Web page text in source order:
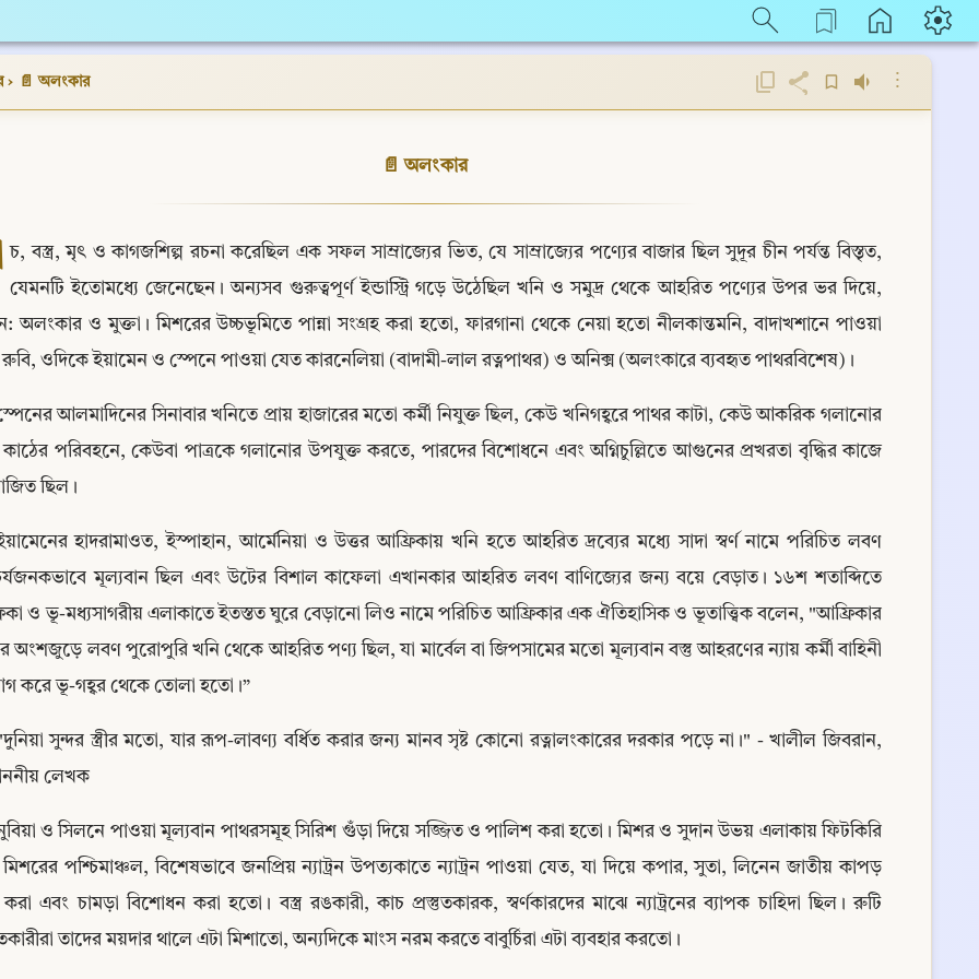
› 📄 অলংকার ⋮
📄 অলংকার
চ, বস্ত্র, মৃৎ ও কাগজশিল্প রচনা করেছিল এক সফল সাম্রাজ্যের ভিত, যে সাম্রাজ্যের পণ্যের বাজার ছিল সুদূর চীন পর্যন্ত বিস্তৃত,
যেমনটি ইতোমধ্যে জেনেছেন। অন্যসব গুরুত্বপূর্ণ ইন্ডাস্ট্রি গড়ে উঠেছিল খনি ও সমুদ্র থেকে আহরিত পণ্যের উপর ভর দিয়ে,
অলংকার ও মুক্তা। মিশরের উচ্চভূমিতে পান্না সংগ্রহ করা হতো, ফারগানা থেকে নেয়া হতো নীলকান্তমনি, বাদাখশানে পাওয়া
ওদিকে ইয়ামেন ও স্পেনে পাওয়া যেত কারনেলিয়া (বাদামী-লাল রত্নপাথর) ও অনিক্স (অলংকারে ব্যবহৃত পাথরবিশেষ)।
আলমাদিনের সিনাবার খনিতে প্রায় হাজারের মতো কর্মী নিযুক্ত ছিল, কেউ খনিগহ্বরে পাথর কাটা, কেউ আকরিক গলানোর
পরিবহনে, কেউবা পাত্রকে গলানোর উপযুক্ত করতে, পারদের বিশোধনে এবং অগ্নিচুল্লিতে আগুনের প্রখরতা বৃদ্ধির কাজে
ছিল।
হাদরামাওত, ইস্পাহান, আর্মেনিয়া ও উত্তর আফ্রিকায় খনি হতে আহরিত দ্রব্যের মধ্যে সাদা স্বর্ণ নামে পরিচিত লবণ
মূল্যবান ছিল এবং উটের বিশাল কাফেলা এখানকার আহরিত লবণ বাণিজ্যের জন্য বয়ে বেড়াত। ১৬শ শতাব্দিতে
ও ভূ-মধ্যসাগরীয় এলাকাতে ইতস্তত ঘুরে বেড়ানো লিও নামে পরিচিত আফ্রিকার এক ঐতিহাসিক ও ভূতাত্ত্বিক বলেন, "আফ্রিকার
অংশজুড়ে লবণ পুরোপুরি খনি থেকে আহরিত পণ্য ছিল, যা মার্বেল বা জিপসামের মতো মূল্যবান বস্তু আহরণের ন্যায় কর্মী বাহিনী
করে ভূ-গহ্বর থেকে তোলা হতো।”
সুন্দর স্ত্রীর মতো, যার রূপ-লাবণ্য বর্ধিত করার জন্য মানব সৃষ্ট কোনো রত্নালংকারের দরকার পড়ে না।" - খালীল জিবরান,
লেখক
ও সিলনে পাওয়া মূল্যবান পাথরসমূহ সিরিশ গুঁড়া দিয়ে সজ্জিত ও পালিশ করা হতো। মিশর ও সুদান উভয় এলাকায় ফিটকিরি
পশ্চিমাঞ্চল, বিশেষভাবে জনপ্রিয় ন্যাট্রন উপত্যকাতে ন্যাট্রন পাওয়া যেত, যা দিয়ে কপার, সুতা, লিনেন জাতীয় কাপড়
করা এবং চামড়া বিশোধন করা হতো। বস্ত্র রঙকারী, কাচ প্রস্তুতকারক, স্বর্ণকারদের মাঝে ন্যাট্রনের ব্যাপক চাহিদা ছিল। রুটি
তাদের ময়দার থালে এটা মিশাতো, অন্যদিকে মাংস নরম করতে বাবুর্চিরা এটা ব্যবহার করতো।
Copy